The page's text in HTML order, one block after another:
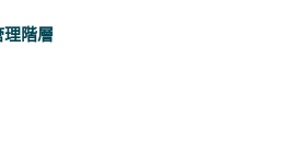
理階層